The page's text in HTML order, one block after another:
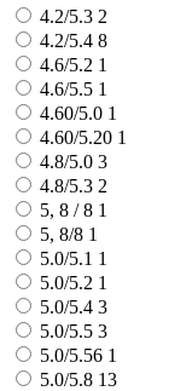
4.2/5.3 2
4.2/5.4 8
4.6/5.2 1
4.6/5.5 1
4.60/5.0 1
4.60/5.20 1
4.8/5.0 3
4.8/5.3 2
5, 8 / 8 1
5, 8/8 1
5.0/5.1 1
5.0/5.2 1
5.0/5.4 3
5.0/5.5 3
5.0/5.56 1
5.0/5.8 13